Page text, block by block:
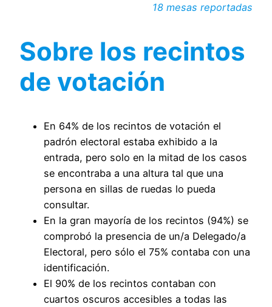
18 mesas reportadas
Sobre los recintos
de votación
En 64% de los recintos de votación el
padrón electoral estaba exhibido a la
entrada, pero solo en la mitad de los casos
se encontraba a una altura tal que una
persona en sillas de ruedas lo pueda
consultar.
En la gran mayoría de los recintos (94%) se
comprobó la presencia de un/a Delegado/a
Electoral, pero sólo el 75% contaba con una
identificación.
El 90% de los recintos contaban con
cuartos oscuros accesibles a todas las